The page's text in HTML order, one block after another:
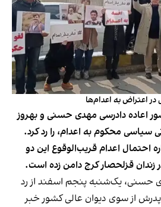
اعتراض به اعدام‌ها
کشور اعاده دادرسی مهدی حسنی و بهروز
سیاسی محکوم به اعدام، را رد کرد.
احتمال اعدام قریب‌الوقوع این دو
قزلحصار کرج دامن زده است.
یک‌شنبه پنجم اسفند از رد
از سوی دیوان عالی کشور خبر